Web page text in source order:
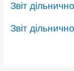
Звіт
Звіт